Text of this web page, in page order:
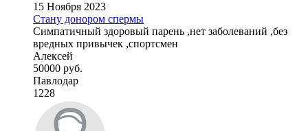
15 Ноября 2023
Стану донором спермы
Симпатичный здоровый парень ,нет заболеваний ,без
вредных привычек ,спортсмен
Алексей
50000 руб.
Павлодар
1228